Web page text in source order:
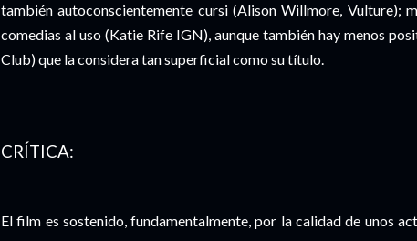
también autoconscientemente cursi (Alison Willmore, Vulture);
comedias al uso (Katie Rife IGN), aunque también hay menos
Club) que la considera tan superficial como su título.
CRÍTICA:
El film es sostenido, fundamentalmente, por la calidad de unos